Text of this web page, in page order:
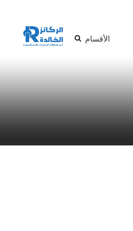
الأقسام